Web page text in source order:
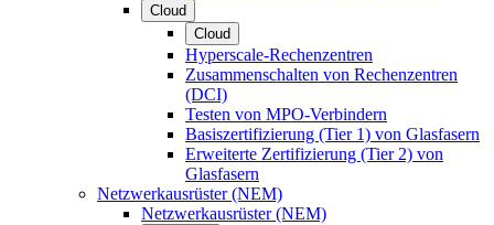
Cloud
Cloud
Hyperscale-Rechenzentren
Zusammenschalten von Rechenzentren
(DCI)
Testen von MPO-Verbindern
Basiszertifizierung (Tier 1) von Glasfasern
Erweiterte Zertifizierung (Tier 2) von
Glasfasern
Netzwerkausrüster (NEM)
Netzwerkausrüster (NEM)